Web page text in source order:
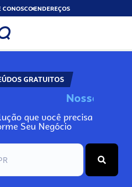
CONOSCOENDEREÇOS
GRATUITOS
Nos
que você precisa
Seu Negócio